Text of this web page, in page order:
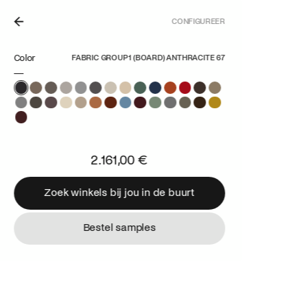
GEMAAKT IN NEDERLAND. CONFIGUREER
Color FABRIC GROUP 1 (BOARD) ANTHRACITE 67
2.161,00 €
Zoek winkels bij jou in de buurt
Zoek winkels bij jou in de buurt
Bestel samples
Bestel samples